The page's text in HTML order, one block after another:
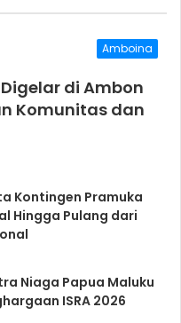
Amboina
di Ambon
Komunitas dan
Kontingen Pramuka
Hingga Pulang dari
Niaga Papua Maluku
ISRA 2026